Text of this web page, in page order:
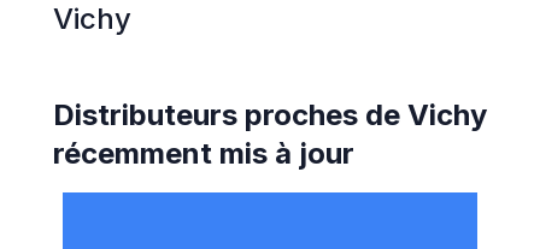
Vichy
Distributeurs proches de Vichy
récemment mis à jour